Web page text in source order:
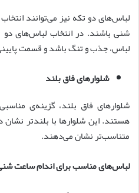
لباس‌های دو تکه نیز می‌توانند
شنی باشند. در انتخاب لباس‌های
لباس، جذب و تنگ باشد و قسمت
شلوارهای فاق بلند
شلوارهای فاق بلند، گزینه‌ی
هستند. این شلوارها با بلندتر نشان
متناسب‌تر نشان می‌دهند.
لباس‌های مناسب برای اندام ساعت